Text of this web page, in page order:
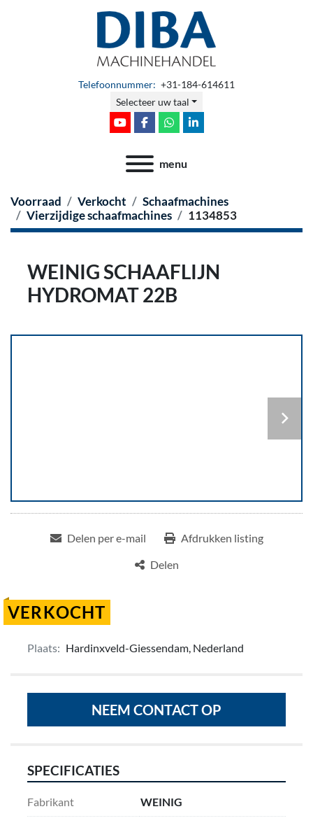
Telefoonnummer: +31-184-614611
Selecteer uw taal
youtubefacebookwhatsapplinkedin
menu
Voorraad Verkocht
Schaafmachines
Vierzijdige schaafmachines
1134853
WEINIG SCHAAFLIJN
HYDROMAT 22B
Delen per e-mail
Afdrukken listing
Delen
VERKOCHT
Plaats: Hardinxveld-Giessendam, Nederland
NEEM CONTACT OP
SPECIFICATIES
Fabrikant WEINIG